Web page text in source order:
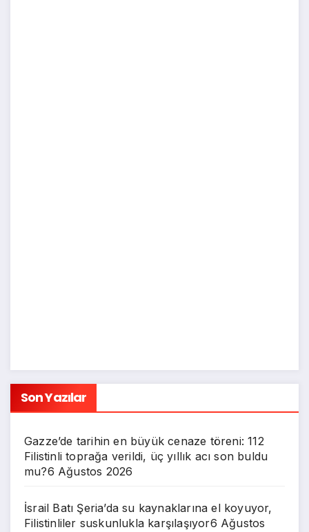
Son Yazılar
Gazze’de tarihin en büyük cenaze töreni: 112
Filistinli toprağa verildi, üç yıllık acı son buldu
mu?6 Ağustos 2026
İsrail Batı Şeria’da su kaynaklarına el koyuyor,
Filistinliler suskunlukla karşılaşıyor6 Ağustos